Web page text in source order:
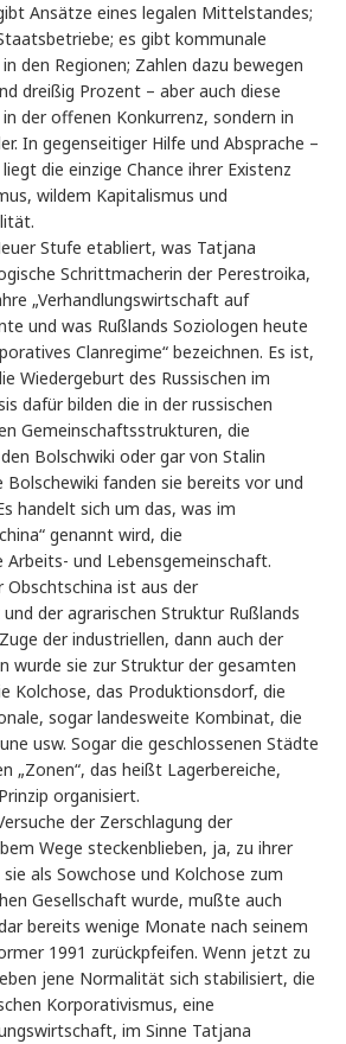
Ansätze eines legalen Mittelstandes;
es gibt kommunale
den Regionen; Zahlen dazu bewegen
dreißig Prozent – aber auch diese
der offenen Konkurrenz, sondern in
In gegenseitiger Hilfe und Absprache –
die einzige Chance ihrer Existenz
wildem Kapitalismus und
Stufe etabliert, was Tatjana
Schrittmacherin der Perestroika,
„Verhandlungswirtschaft auf
und was Rußlands Soziologen heute
Clanregime“ bezeichnen. Es ist,
Wiedergeburt des Russischen im
dafür bilden die in der russischen
Gemeinschaftsstrukturen, die
Bolschwiki oder gar von Stalin
Bolschewiki fanden sie bereits vor und
handelt sich um das, was im
genannt wird, die
und Lebensgemeinschaft.
Obschtschina ist aus der
der agrarischen Struktur Rußlands
der industriellen, dann auch der
wurde sie zur Struktur der gesamten
Kolchose, das Produktionsdorf, die
sogar landesweite Kombinat, die
usw. Sogar die geschlossenen Städte
„Zonen“, das heißt Lagerbereiche,
organisiert.
der Zerschlagung der
Wege steckenblieben, ja, zu ihrer
als Sowchose und Kolchose zum
Gesellschaft wurde, mußte auch
bereits wenige Monate nach seinem
1991 zurückpfeifen. Wenn jetzt zu
jene Normalität sich stabilisiert, die
Korporativismus, eine
im Sinne Tatjana